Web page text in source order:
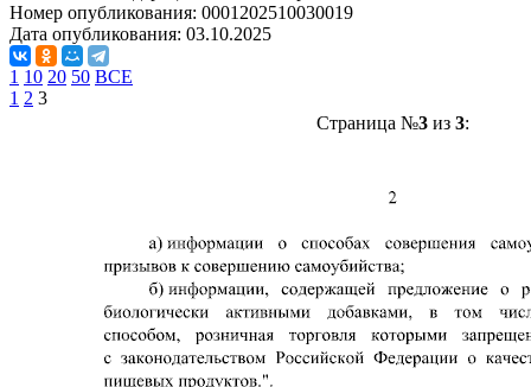
Номер опубликования: 0001202510030019
Дата опубликования: 03.10.2025
1 10 20 50 ВСЕ
1 2 3
Страница №3из 3: